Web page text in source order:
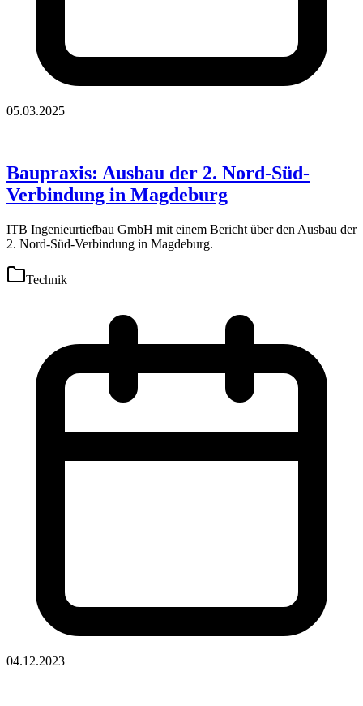
05.03.2025
Baupraxis: Ausbau der 2. Nord-Süd-
Verbindung in Magdeburg
ITB Ingenieurtiefbau GmbH mit einem Bericht über den Ausbau der
2. Nord-Süd-Verbindung in Magdeburg.
Technik
04.12.2023